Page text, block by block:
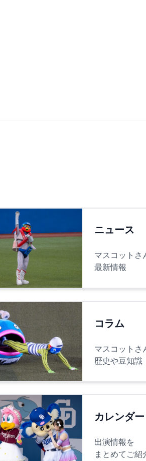
ニュース
マスコットさ
最新情報
コラム
マスコットさ
歴史や豆知識
カレンダー
出演情報を
まとめてご紹